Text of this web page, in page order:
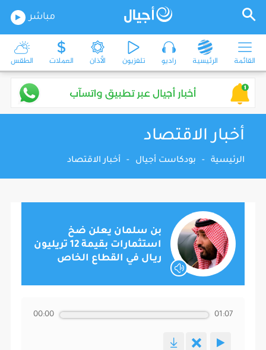
مباشر
القائمة الرئيسية راديو تلفزيون الأذان العملات الطقس
أخبار الاقتصاد
الرئيسية - بودكاست أجيال - أخبار الاقتصاد
بن سلمان يعلن ضخ
استثمارات بقيمة 12 تريليون
ريـال في القطاع الخاص
00:00 01:07